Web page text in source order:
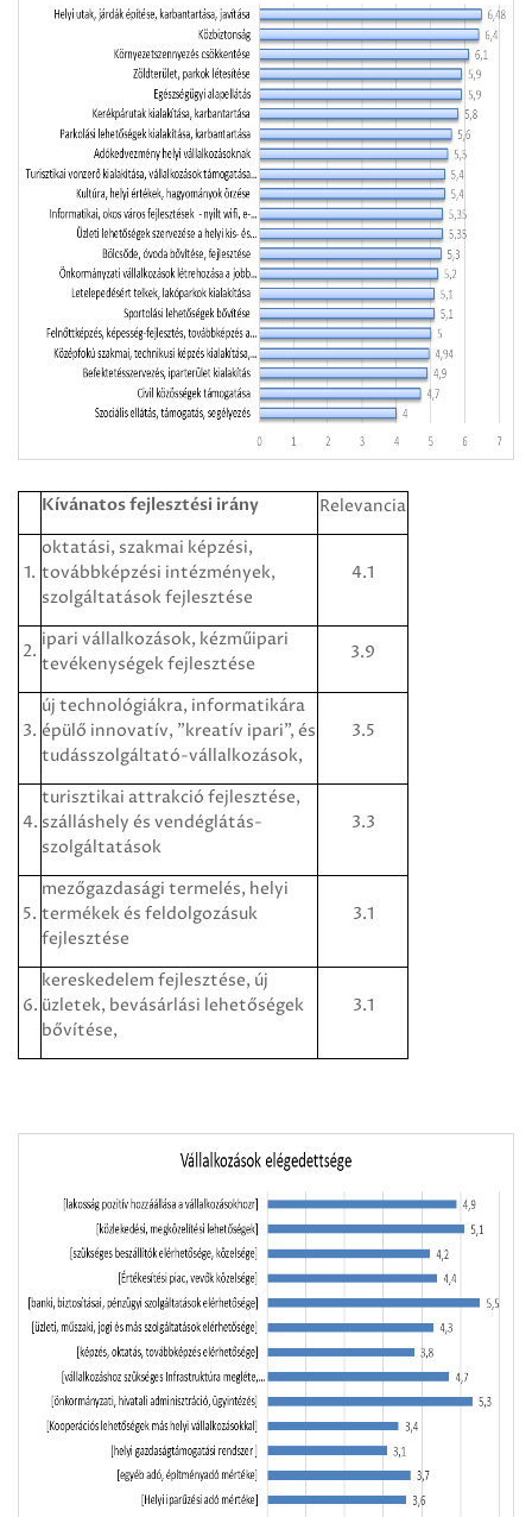
Kívánatos fejlesztési irány Relevancia
1.
oktatási, szakmai képzési,
továbbképzési intézmények,
szolgáltatások fejlesztése
4.1
2.
ipari vállalkozások, kézműipari
tevékenységek fejlesztése
3.9
3.
új technológiákra, informatikára
épülő innovatív, "kreatív ipari", és
tudásszolgáltató-vállalkozások,
3.5
4.
turisztikai attrakció fejlesztése,
szálláshely és vendéglátás-
szolgáltatások
3.3
5.
mezőgazdasági termelés, helyi
termékek és feldolgozásuk
fejlesztése
3.1
6.
kereskedelem fejlesztése, új
üzletek, bevásárlási lehetőségek
bővítése,
3.1